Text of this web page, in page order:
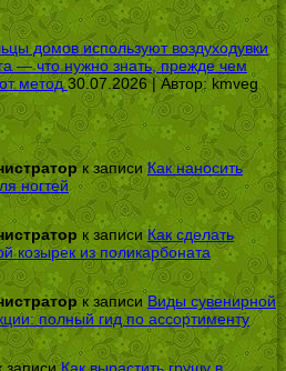
домов используют воздуходувки
— что нужно знать, прежде чем
метод 30.07.2026 | Автор: kmveg
к записиКак наносить
ногтей
к записиКак сделать
козырек из поликарбоната
к записи Виды сувенирной
полный гид по ассортименту